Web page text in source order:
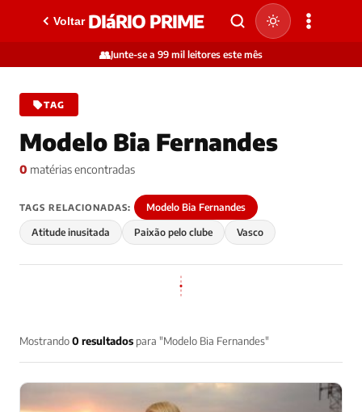
Voltar DIáRIO PRIME
👥Junte-se a 99 mil leitores este mês
TAG
Modelo Bia Fernandes
0 matérias encontradas
TAGS RELACIONADAS: Modelo Bia Fernandes
Atitude inusitada Paixão pelo clube Vasco
Mostrando0 resultados para "Modelo Bia Fernandes"